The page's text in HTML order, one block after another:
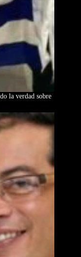
la verdad sobre